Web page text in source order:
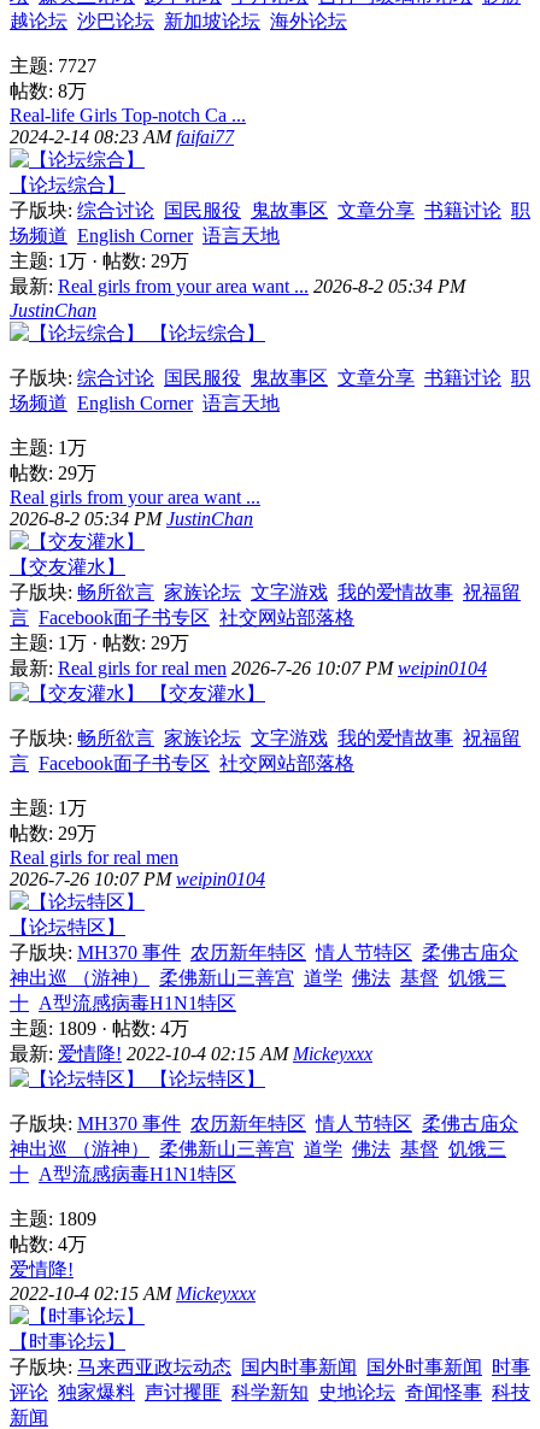
越论坛 沙巴论坛 新加坡论坛 海外论坛
主题: 7727
帖数: 8万
Real-life Girls Top-notch Сa ...
2024-2-14 08:23 AMfaifai77
【论坛综合】
子版块: 综合讨论 国民服役 鬼故事区 文章分享 书籍讨论 职
场频道 English Corner 语言天地
主题: 1万 · 帖数: 29万
最新: Real girls from your area want ... 2026-8-2 05:34 PM
JustinChan
【论坛综合】
子版块: 综合讨论 国民服役 鬼故事区 文章分享 书籍讨论 职
场频道 English Corner 语言天地
主题: 1万
帖数: 29万
Real girls from your area want ...
2026-8-2 05:34 PMJustinChan
【交友灌水】
子版块: 畅所欲言 家族论坛 文字游戏 我的爱情故事 祝福留
言 Facebook面子书专区 社交网站部落格
主题: 1万 · 帖数: 29万
最新: Real girls for real men 2026-7-26 10:07 PMweipin0104
【交友灌水】
子版块: 畅所欲言 家族论坛 文字游戏 我的爱情故事 祝福留
言 Facebook面子书专区 社交网站部落格
主题: 1万
帖数: 29万
Real girls for real men
2026-7-26 10:07 PMweipin0104
【论坛特区】
子版块: MH370 事件 农历新年特区 情人节特区 柔佛古庙众
神出巡 （游神）
柔佛新山三善宫 道学 佛法 基督 饥饿三
十 A型流感病毒H1N1特区
主题: 1809 · 帖数: 4万
最新: 爱情降! 2022-10-4 02:15 AM Mickeyxxx
【论坛特区】
子版块: MH370 事件 农历新年特区 情人节特区 柔佛古庙众
神出巡 （游神）
柔佛新山三善宫 道学 佛法 基督 饥饿三
十 A型流感病毒H1N1特区
主题: 1809
帖数: 4万
爱情降!
2022-10-4 02:15 AM Mickeyxxx
【时事论坛】
子版块: 马来西亚政坛动态 国内时事新闻 国外时事新闻
时事
评论 独家爆料 声讨攫匪 科学新知 史地论坛 奇闻怪事 科技
新闻